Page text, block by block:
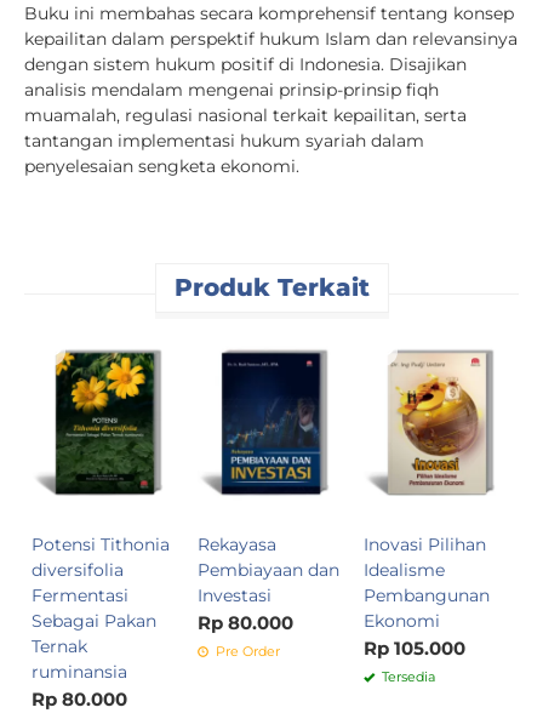
Buku ini membahas secara komprehensif tentang konsep
kepailitan dalam perspektif hukum Islam dan relevansinya
dengan sistem hukum positif di Indonesia. Disajikan
analisis mendalam mengenai prinsip-prinsip fiqh
muamalah, regulasi nasional terkait kepailitan, serta
tantangan implementasi hukum syariah dalam
penyelesaian sengketa ekonomi.
Produk Terkait
Potensi Tithonia
diversifolia
Fermentasi
Sebagai Pakan
Ternak
ruminansia
Rp 80.000
Rekayasa
Pembiayaan dan
Investasi
Rp 80.000
Pre Order
Inovasi Pilihan
Idealisme
Pembangunan
Ekonomi
Rp 105.000
Tersedia